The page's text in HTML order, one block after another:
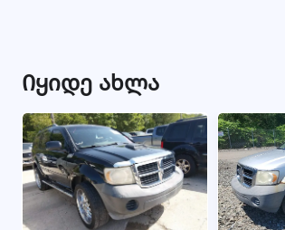
Იყიდე ახლა